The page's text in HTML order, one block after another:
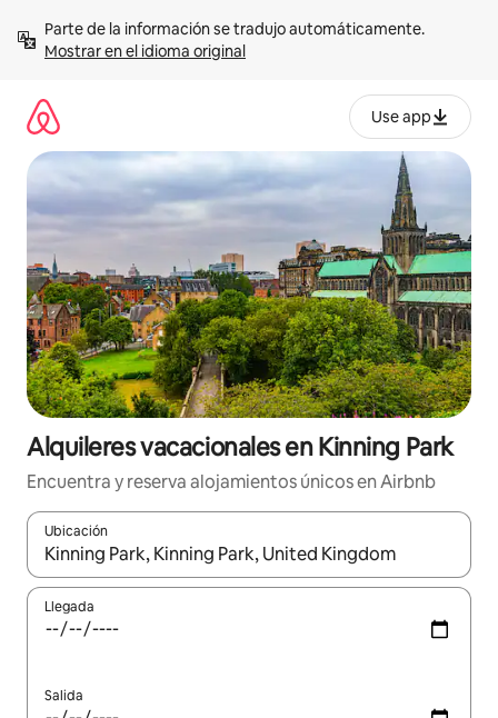
contenidoMostrar en el idioma original
Use app
Alquileres vacacionales en Kinning Park
Encuentra y reserva alojamientos únicos en Airbnb
Ubicación
Cuando los resultados estén disponibles, navega con las
Llegada
Salida